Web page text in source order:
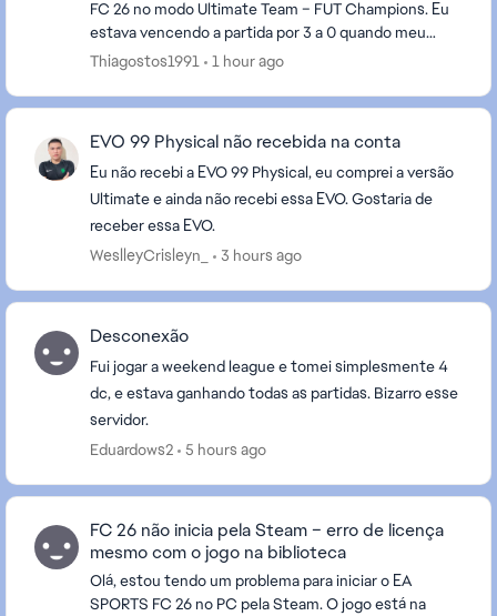
FC 26 no modo Ultimate Team – FUT Champions. Eu
estava vencendo a partida por 3 a 0 quando meu
adversário saiu do jogo. Porém, após ele sair, a pa...
Thiagostos1991 1 hour ago
EVO 99 Physical não recebida na conta
Eu não recebi a EVO 99 Physical, eu comprei a versão
Ultimate e ainda não recebi essa EVO. Gostaria de
receber essa EVO.
WeslleyCrisleyn_
3 hours ago
Desconexão
Fui jogar a weekend league e tomei simplesmente 4
dc, e estava ganhando todas as partidas. Bizarro esse
servidor.
Eduardows2
5 hours ago
FC 26 não inicia pela Steam – erro de licença
mesmo com o jogo na biblioteca
Olá, estou tendo um problema para iniciar o EA
SPORTS FC 26 no PC pela Steam. O jogo está na